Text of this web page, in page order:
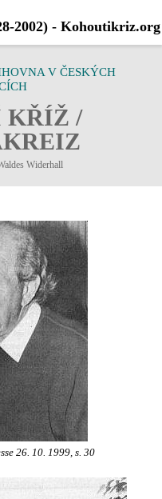
V ČESKÝCH
KŘÍŽ /
Widerhall
26. 10. 1999, s. 30
2002) - Kohoutikriz.org